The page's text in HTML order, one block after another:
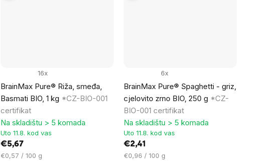
BrainMax Pure® Riža, smeđa,
Basmati BIO, 1 kg *CZ-BIO-001
certifikat
16x
Na skladištu > 5 komada
Uto 11.8. kod vas
€5,67
Cijena
€0,57 / 100 g
BrainMax Pure® Spaghetti - griz,
cjelovito zrno BIO, 250 g *CZ-
BIO-001 certifikat
6x
Na skladištu > 5 komada
Uto 11.8. kod vas
€2,41
Cijena
€0,96 / 100 g